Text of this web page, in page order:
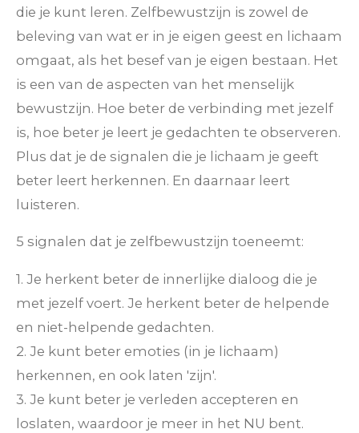
die je kunt leren. Zelfbewustzijn is zowel de
beleving van wat er in je eigen geest en lichaam
omgaat, als het besef van je eigen bestaan. Het
is een van de aspecten van het menselijk
bewustzijn. Hoe beter de verbinding met jezelf
is, hoe beter je leert je gedachten te observeren.
Plus dat je de signalen die je lichaam je geeft
beter leert herkennen. En daarnaar leert
luisteren.
5 signalen dat je zelfbewustzijn toeneemt:
1. Je herkent beter de innerlijke dialoog die je
met jezelf voert. Je herkent beter de helpende
en niet-helpende gedachten.
2. Je kunt beter emoties (in je lichaam)
herkennen, en ook laten 'zijn'.
3. Je kunt beter je verleden accepteren en
loslaten, waardoor je meer in het NU bent.